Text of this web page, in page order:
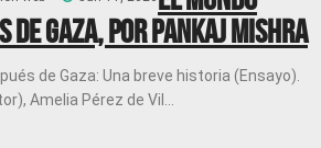
de Gaza, por Pankaj Mishra
de Gaza: Una breve historia (Ensayo).
Amelia Pérez de Vil...